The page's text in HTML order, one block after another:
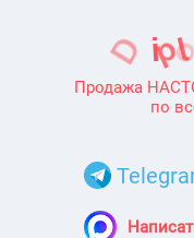
Продажа
по